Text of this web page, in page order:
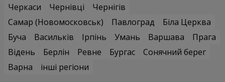
Черкаси
Чернівці
Чернігів
Самар (Новомосковськ)
Павлоград
Біла Церква
Буча
Васильків Ірпінь Умань Варшава
Прага
Відень
Берлін Ревне Бургас
Сонячний берег
Варна
інші регіони